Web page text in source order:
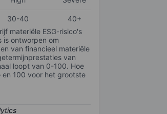
30-40
40+
materiële ESG-risico's
is ontworpen om
van financieel materiële
van
loopt van 0-100. Hoe
100 voor het grootste